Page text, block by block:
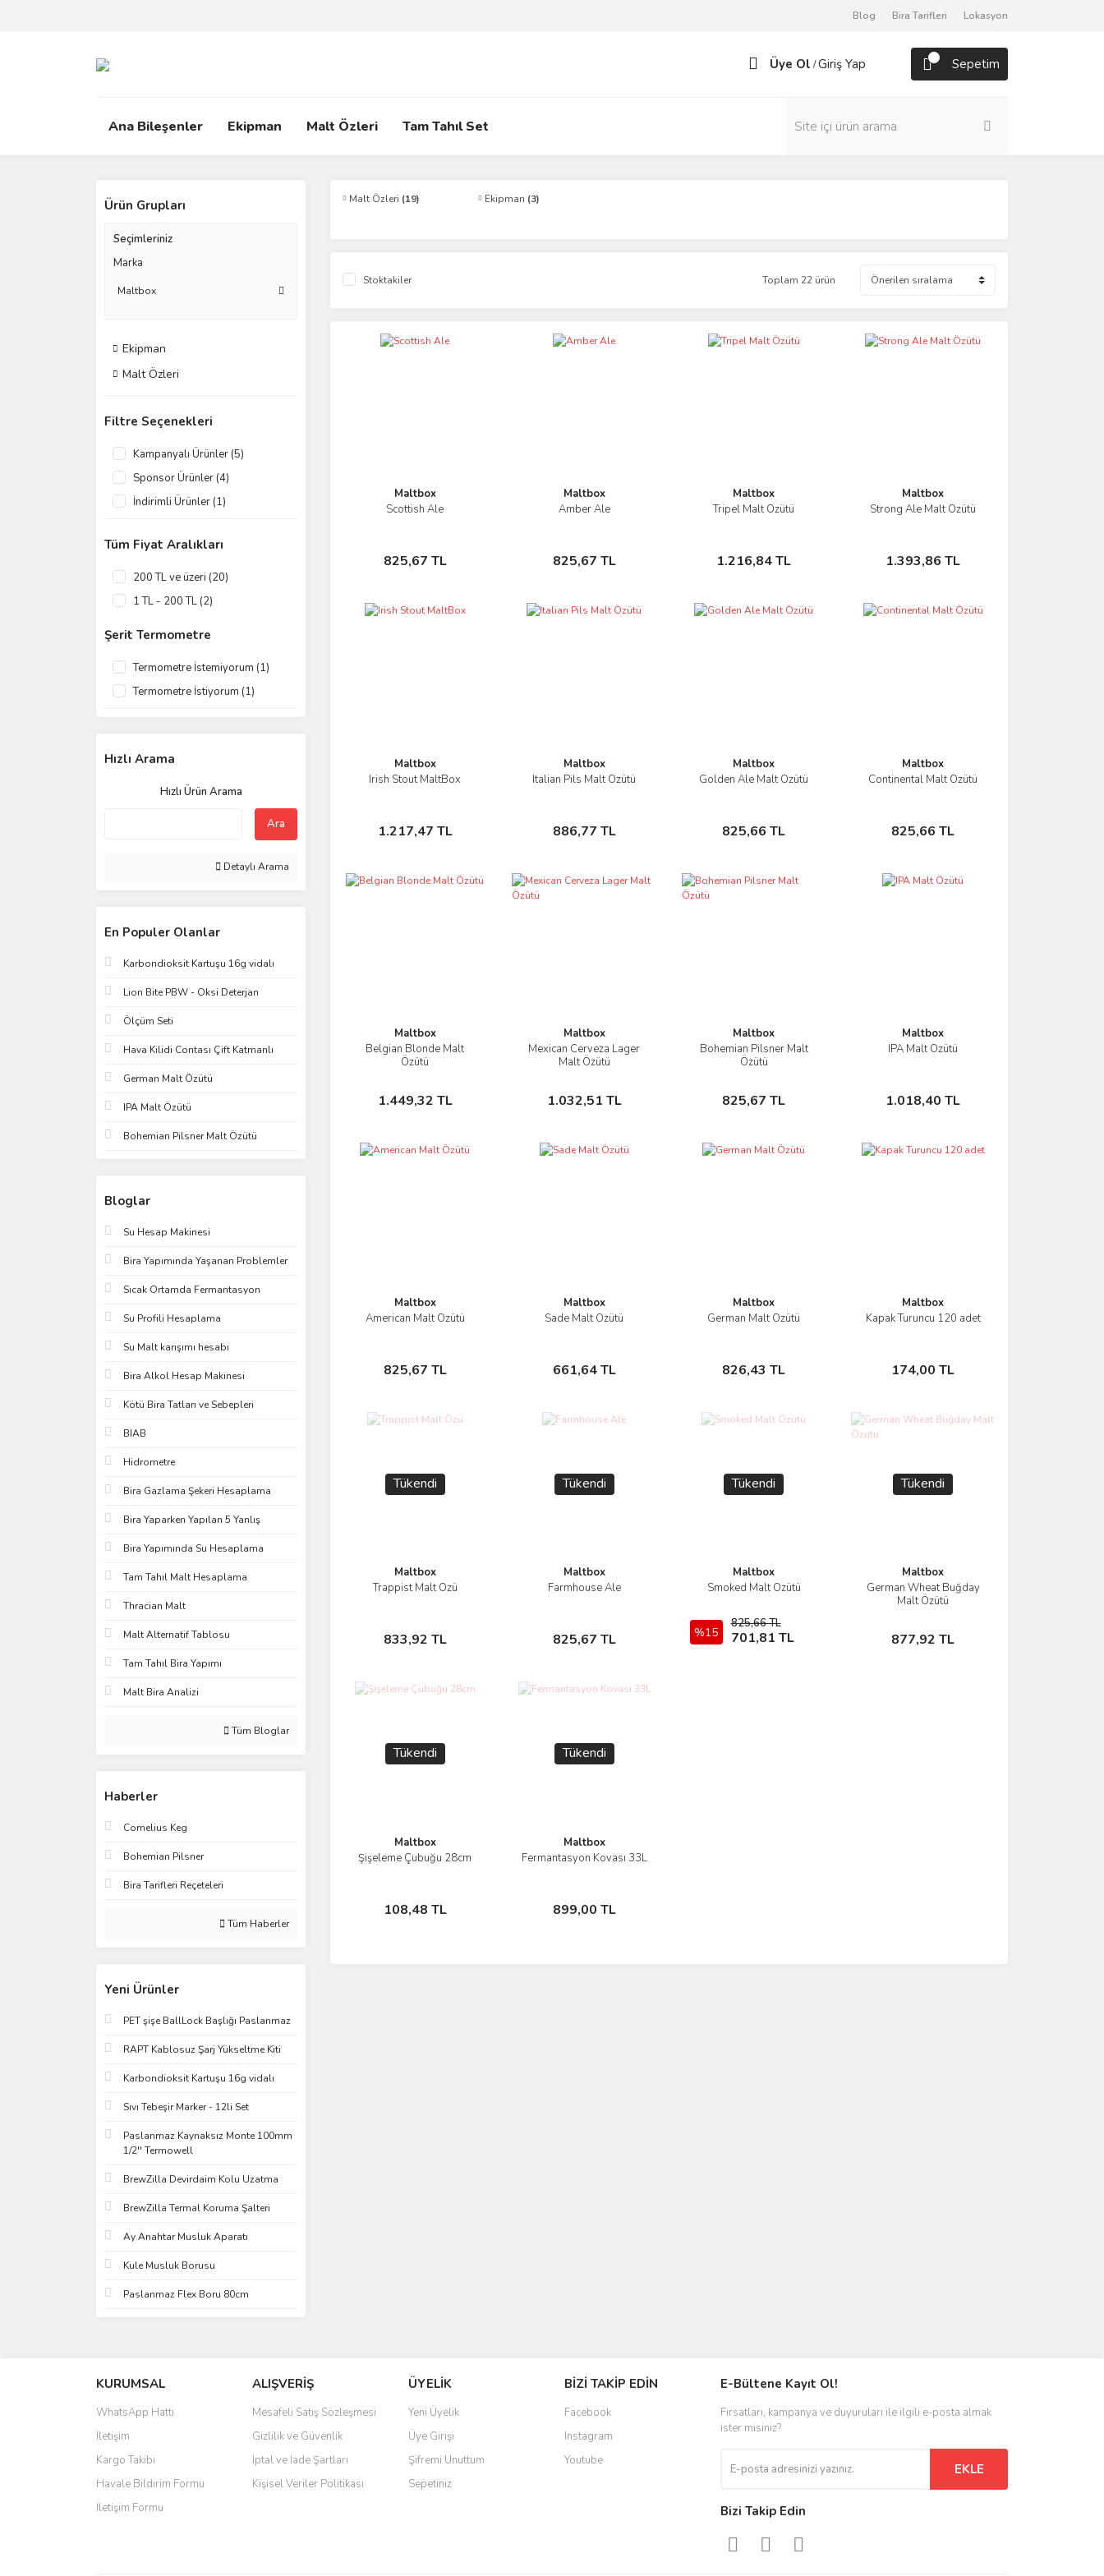
Blog Bira Tarifleri Lokasyon
Üye Ol /Giriş Yap Sepetim
Ana Bileşenler Ekipman Malt Özleri Tam Tahıl Set
Ürün Grupları
Seçimleriniz
Marka
Maltbox
Ekipman
Malt Özleri
Filtre Seçenekleri
Kampanyalı Ürünler (5)
Sponsor Ürünler (4)
İndirimli Ürünler (1)
Tüm Fiyat Aralıkları
200 TL ve üzeri (20)
1 TL - 200 TL (2)
Şerit Termometre
Termometre İstemiyorum (1)
Termometre İstiyorum (1)
Hızlı Arama
Hızlı Ürün Arama
Ara
Detaylı Arama
En Populer Olanlar
Karbondioksit Kartuşu 16g vidalı
Lion Bite PBW - Oksi Deterjan
Ölçüm Seti
Hava Kilidi Contası Çift Katmanlı
German Malt Özütü
IPA Malt Özütü
Bohemian Pilsner Malt Özütü
Bloglar
Su Hesap Makinesi
Bira Yapımında Yaşanan Problemler
Sıcak Ortamda Fermantasyon
Su Profili Hesaplama
Su Malt karışımı hesabı
Bira Alkol Hesap Makinesi
Kötü Bira Tatları ve Sebepleri
BIAB
Hidrometre
Bira Gazlama Şekeri Hesaplama
Bira Yaparken Yapılan 5 Yanlış
Bira Yapımında Su Hesaplama
Tam Tahıl Malt Hesaplama
Thracian Malt
Malt Alternatif Tablosu
Tam Tahıl Bira Yapımı
Malt Bira Analizi
Tüm Bloglar
Haberler
Cornelius Keg
Bohemian Pilsner
Bira Tarifleri Reçeteleri
Tüm Haberler
Yeni Ürünler
PET şişe BallLock Başlığı Paslanmaz
RAPT Kablosuz Şarj Yükseltme Kiti
Karbondioksit Kartuşu 16g vidalı
Sıvı Tebeşir Marker - 12li Set
Paslanmaz Kaynaksız Monte 100mm
1/2'' Termowell
BrewZilla Devirdaim Kolu Uzatma
BrewZilla Termal Koruma Şalteri
Ay Anahtar Musluk Aparatı
Kule Musluk Borusu
Paslanmaz Flex Boru 80cm
Malt Özleri (19) Ekipman (3)
Stoktakiler Toplam 22 ürün
Maltbox
Scottish Ale
825,67 TL
İncele
Sepete Ekle
Maltbox
Amber Ale
825,67 TL
İncele
Sepete Ekle
Maltbox
Tripel Malt Özütü
1.216,84 TL
İncele
Sepete Ekle
Maltbox
Strong Ale Malt Özütü
1.393,86 TL
İncele
Sepete Ekle
Maltbox
Irish Stout MaltBox
1.217,47 TL
İncele
Sepete Ekle
Maltbox
Italian Pils Malt Özütü
886,77 TL
İncele
Sepete Ekle
Maltbox
Golden Ale Malt Özütü
825,66 TL
İncele
Sepete Ekle
Maltbox
Continental Malt Özütü
825,66 TL
İncele
Sepete Ekle
Maltbox
Belgian Blonde Malt
Özütü
1.449,32 TL
İncele
Sepete Ekle
Maltbox
Mexican Cerveza Lager
Malt Özütü
1.032,51 TL
İncele
Sepete Ekle
Maltbox
Bohemian Pilsner Malt
Özütü
825,67 TL
İncele
Sepete Ekle
Maltbox
IPA Malt Özütü
1.018,40 TL
İncele
Sepete Ekle
Maltbox
American Malt Özütü
825,67 TL
İncele
Sepete Ekle
Maltbox
Sade Malt Özütü
661,64 TL
İncele
Sepete Ekle
Maltbox
German Malt Özütü
826,43 TL
İncele
Sepete Ekle
Maltbox
Kapak Turuncu 120 adet
174,00 TL
İncele
Sepete Ekle
Tükendi
Maltbox
Trappist Malt Özü
833,92 TL
İncele
Stokta Yok
Tükendi
Maltbox
Farmhouse Ale
825,67 TL
İncele
Stokta Yok
Tükendi
Maltbox
Smoked Malt Özütü
%15
825,66 TL
701,81 TL
İncele
Stokta Yok
Tükendi
Maltbox
German Wheat Buğday
Malt Özütü
877,92 TL
İncele
Stokta Yok
Tükendi
Maltbox
Şişeleme Çubuğu 28cm
108,48 TL
İncele
Stokta Yok
Tükendi
Maltbox
Fermantasyon Kovası 33L
899,00 TL
İncele
Stokta Yok
KURUMSAL
WhatsApp Hattı
İletişim
Kargo Takibi
Havale Bildirim Formu
İletişim Formu
ALIŞVERİŞ
Mesafeli Satış Sözleşmesi
Gizlilik ve Güvenlik
İptal ve İade Şartları
Kişisel Veriler Politikası
ÜYELİK
Yeni Üyelik
Üye Girişi
Şifremi Unuttum
Sepetiniz
BİZİ TAKİP EDİN
Facebook
Instagram
Youtube
E-Bültene Kayıt Ol!
Fırsatları, kampanya ve duyuruları ile ilgili e-posta almak
ister misiniz?
EKLE
Bizi Takip Edin